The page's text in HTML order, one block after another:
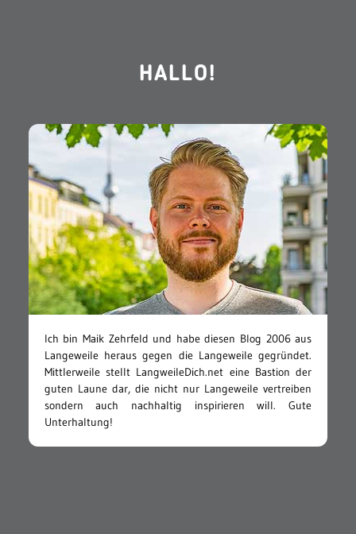
HALLO!
Ich bin Maik Zehrfeld und habe diesen Blog 2006 aus
Langeweile heraus gegen die Langeweile gegründet.
Mittlerweile stellt LangweileDich.net eine Bastion der
guten Laune dar, die nicht nur Langeweile vertreiben
sondern auch nachhaltig inspirieren will. Gute
Unterhaltung!